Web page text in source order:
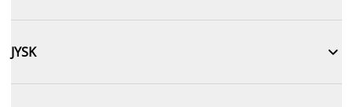
JYSK 